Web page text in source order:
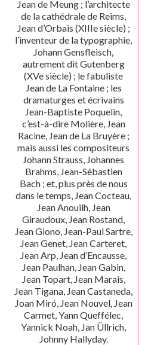
Jean de Meung ; l’architecte
de la cathédrale de Reims,
Jean d’Orbais (XIIIe siècle) ;
l’inventeur de la typographie,
Johann Gensfleisch,
autrement dit Gutenberg
(XVe siècle) ; le fabuliste
Jean de La Fontaine ; les
dramaturges et écrivains
Jean-Baptiste Poquelin,
c’est-à-dire Molière, Jean
Racine, Jean de La Bruyère ;
mais aussi les compositeurs
Johann Strauss, Johannes
Brahms, Jean-Sébastien
Bach ; et, plus près de nous
dans le temps, Jean Cocteau,
Jean Anouilh, Jean
Giraudoux, Jean Rostand,
Jean Giono, Jean-Paul Sartre,
Jean Genet, Jean Carteret,
Jean Arp, Jean d’Encausse,
Jean Paulhan, Jean Gabin,
Jean Topart, Jean Marais,
Jean Tigana, Jean Castaneda,
Joan Miró, Jean Nouvel, Jean
Carmet, Yann Queffélec,
Yannick Noah, Jan Üllrich,
Johnny Hallyday.